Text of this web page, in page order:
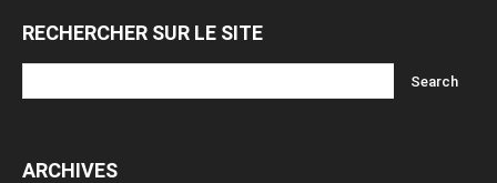
RECHERCHER SUR LE SITE
ARCHIVES